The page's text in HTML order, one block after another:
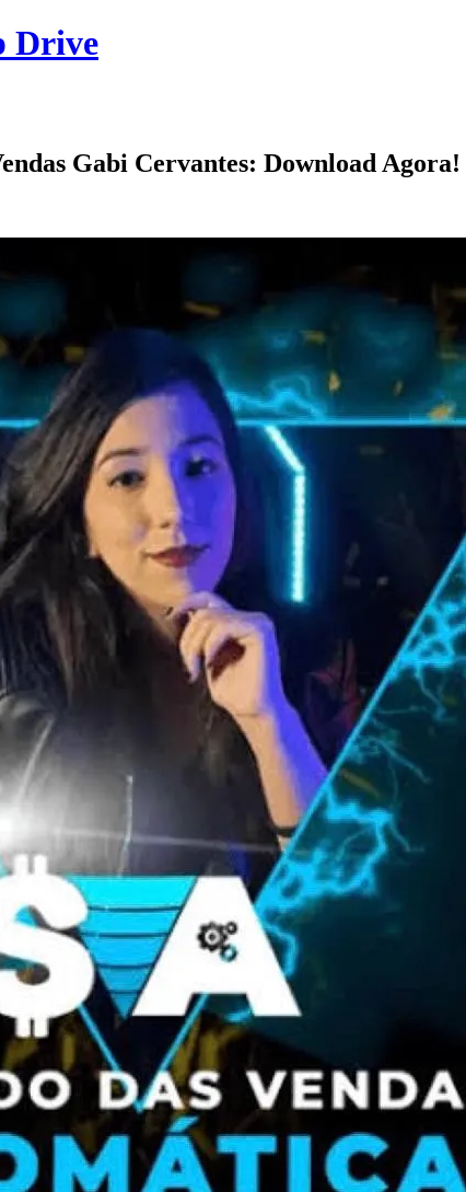
Drive
Gabi Cervantes: Download Agora!